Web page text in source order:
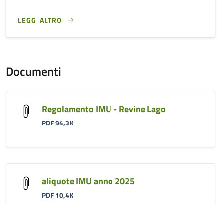
LEGGI ALTRO
}
Documenti
Regolamento IMU - Revine Lago
PDF 94,3K
aliquote IMU anno 2025
PDF 10,4K